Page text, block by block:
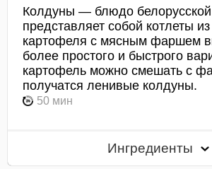
Колдуны — блюдо белорусской
представляет собой котлеты
картофеля с мясным фаршем
более простого и быстрого
картофель можно смешать с
получатся ленивые колдуны.
50 мин
Ингредиенты